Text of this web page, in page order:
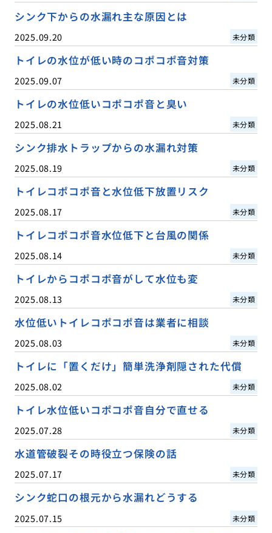
シンク下からの水漏れ主な原因とは
2025.09.20 未分類
トイレの水位が低い時のコポコポ音対策
2025.09.07 未分類
トイレの水位低いコポコポ音と臭い
2025.08.21 未分類
シンク排水トラップからの水漏れ対策
2025.08.19 未分類
トイレコポコポ音と水位低下放置リスク
2025.08.17 未分類
トイレコポコポ音水位低下と台風の関係
2025.08.14 未分類
トイレからコポコポ音がして水位も変
2025.08.13 未分類
水位低いトイレコポコポ音は業者に相談
2025.08.03 未分類
トイレに「置くだけ」簡単洗浄剤隠された代償
2025.08.02 未分類
トイレ水位低いコポコポ音自分で直せる
2025.07.28 未分類
水道管破裂その時役立つ保険の話
2025.07.17 未分類
シンク蛇口の根元から水漏れどうする
2025.07.15 未分類